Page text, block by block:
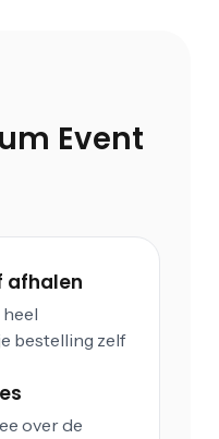
Event
afhalen
bestelling zelf
over de